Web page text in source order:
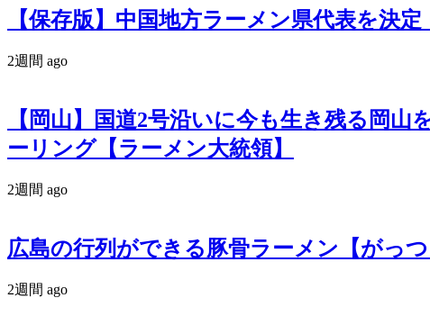
【保存版】中国地方ラーメン県代表を決定
2週間 ago
【岡山】国道2号沿いに今も生き残る岡
ーリング【ラーメン大統領】
2週間 ago
広島の行列ができる豚骨ラーメン【がっ
2週間 ago